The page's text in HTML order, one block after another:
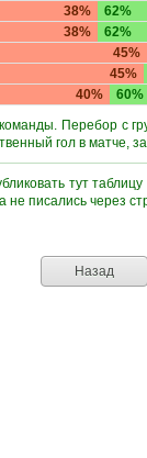
38% 62%
38% 62%
45%
45%
40%
60%
Перебор с
гол в матче,
тут
писались через
Назад